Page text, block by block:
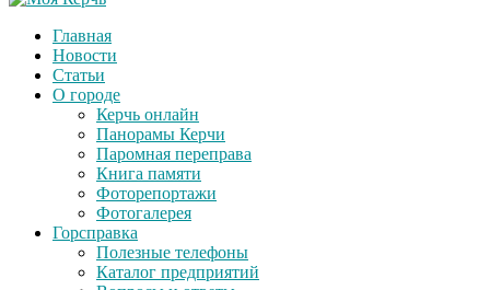
Главная
Новости
Статьи
О городе
Керчь онлайн
Панорамы Керчи
Паромная переправа
Книга памяти
Фоторепортажи
Фотогалерея
Горсправка
Полезные телефоны
Каталог предприятий